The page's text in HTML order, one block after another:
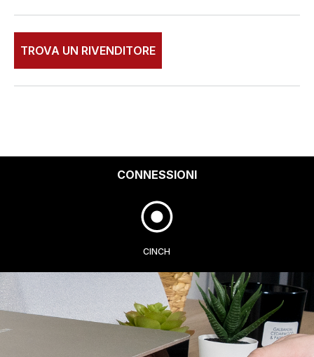
TROVA UN RIVENDITORE
CONNESSIONI
CINCH